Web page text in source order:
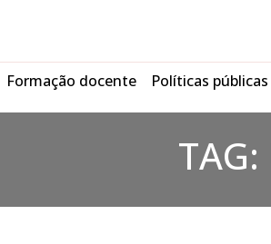
Formação docente Políticas públicas
TAG: